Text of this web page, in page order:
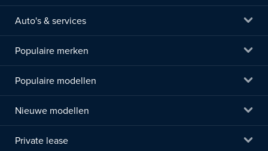
Auto's & services
Populaire merken
Populaire modellen
Nieuwe modellen
Private lease